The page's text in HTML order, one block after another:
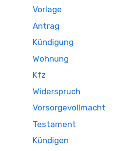
Vorlage
Antrag
Kündigung
Wohnung
Kfz
Widerspruch
Vorsorgevollmacht
Testament
Kündigen